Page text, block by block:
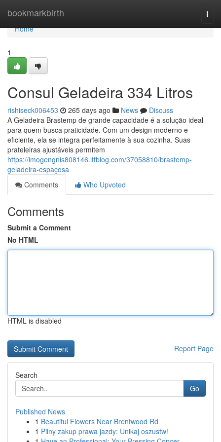
bookmarkbirth
Home
Home
1
Consul Geladeira 334 Litros
rishiseck006453 265 days ago News
Discuss
A Geladeira Brastemp de grande capacidade é a solução ideal
para quem busca praticidade. Com um design moderno e
eficiente, ela se integra perfeitamente à sua cozinha. Suas
prateleiras ajustáveis permitem
https://imogengnis808146.ltfblog.com/37058810/brastemp-
geladeira-espaçosa
Comments
Who Upvoted
Comments
Submit a Comment
No HTML
HTML is disabled
Report Page
Search
Go
Published News
1 Beautiful Flowers Near Brentwood Rd
1 Pilny zakup prawa jazdy: Unikaj oszustw!